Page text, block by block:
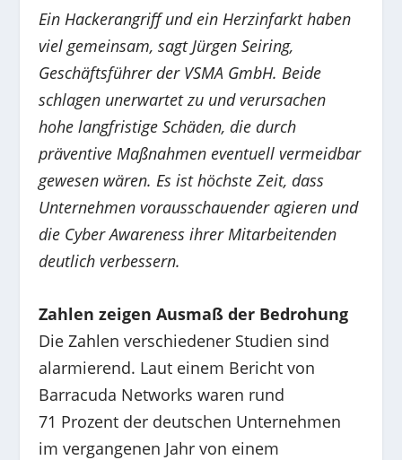
Ein Hackerangriff und ein Herzinfarkt haben
viel gemeinsam, sagt Jürgen Seiring,
Geschäftsführer der VSMA GmbH. Beide
schlagen unerwartet zu und verursachen
hohe langfristige Schäden, die durch
präventive Maßnahmen eventuell vermeidbar
gewesen wären. Es ist höchste Zeit, dass
Unternehmen vorausschauender agieren und
die Cyber Awareness ihrer Mitarbeitenden
deutlich verbessern.
Zahlen zeigen Ausmaß der Bedrohung
Die Zahlen verschiedener Studien sind
alarmierend. Laut einem Bericht von
Barracuda Networks waren rund
71 Prozent der deutschen Unternehmen
im vergangenen Jahr von einem